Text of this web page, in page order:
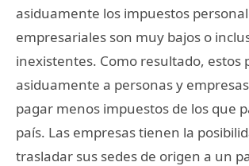
asiduamente los impuestos
empresariales son muy bajos o
inexistentes. Como resultado, estos
asiduamente a personas y
pagar menos impuestos de los que
país. Las empresas tienen la
trasladar sus sedes de origen a un